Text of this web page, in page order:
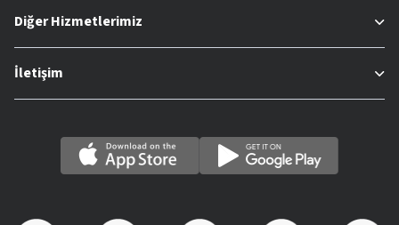
Diğer Hizmetlerimiz
İletişim